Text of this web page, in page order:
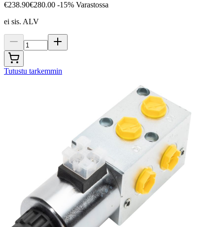
€238.90€280.00 -15% Varastossa
ei sis. ALV
Tutustu tarkemmin